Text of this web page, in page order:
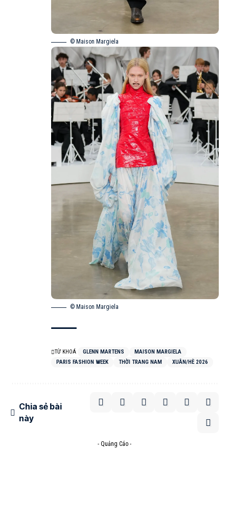
© Maison Margiela
© Maison Margiela
TỪ KHOÁ GLENN MARTENS
MAISON MARGIELA
PARIS FASHION WEEK
THỜI TRANG NAM XUÂN/HÈ 2026
Chia sẻ bài
này
- Quảng Cáo -